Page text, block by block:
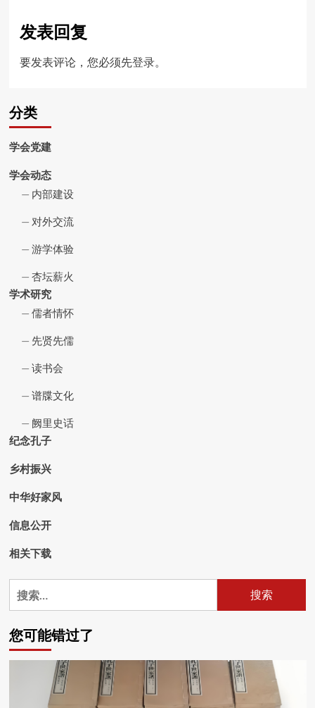
发表回复
要发表评论，您必须先登录。
分类
学会党建
学会动态
内部建设
对外交流
游学体验
杏坛薪火
学术研究
儒者情怀
先贤先儒
读书会
谱牒文化
阙里史话
纪念孔子
乡村振兴
中华好家风
信息公开
相关下载
搜
索：
您可能错过了